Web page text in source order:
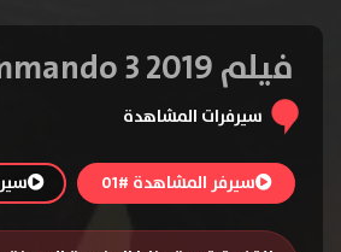
فيلم Commando 3 2019 مترجم
سيرفرات المشاهدة
سيرفر المشاهدة #01